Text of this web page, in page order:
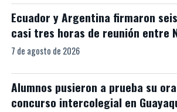
Ecuador y Argentina firmaron
casi tres horas de reunión entre
7 de agosto de 2026
Alumnos pusieron a prueba su
concurso intercolegial en